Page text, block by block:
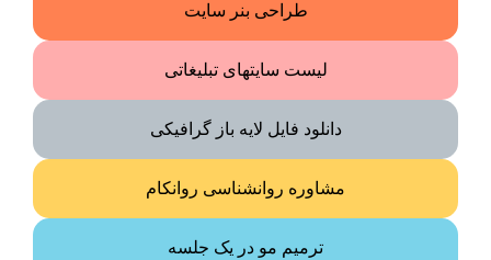
طراحی بنر سایت
لیست سایتهای تبلیغاتی
دانلود فایل لایه باز گرافیکی
مشاوره روانشناسی روانکام
ترمیم مو در یک جلسه